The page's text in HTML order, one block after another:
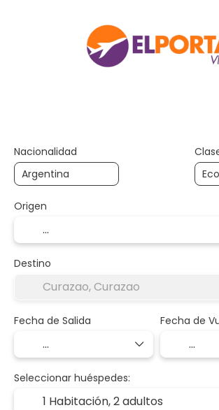
Nacionalidad
Origen
Destino
Fecha de Salida Fecha de
Seleccionar huéspedes:
1 Habitación,2 adultos